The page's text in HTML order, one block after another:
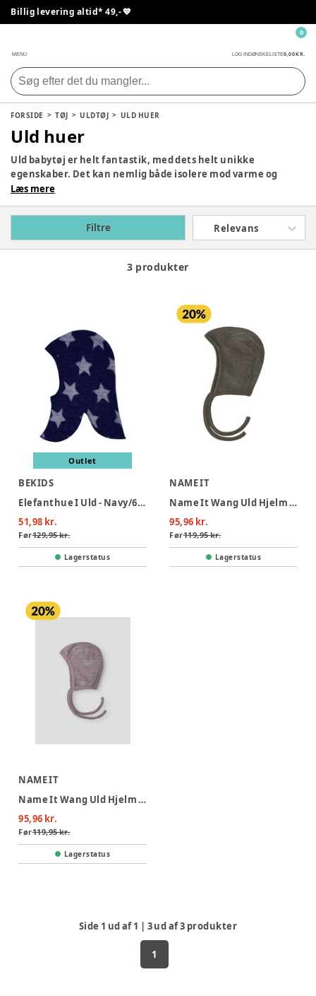
Billig levering altid* 49,- 💙
MENU LOG INDØNSKELISTE0,00 KR.
0
FORSIDE TØJ ULDTØJ ULD HUER
Uld huer
Uld babytøj er helt fantastik, med dets helt unikke
egenskaber. Det kan nemlig både isolere mod varme og
kulde. I de kolde vintermåneder vil du opleve at uld babytøj
varmer mere end andre kunststoffer. Vi har et stort udvalg
det populære mærke Engel
, som fremstiller det fineste uld
babytøj af høj kvalitet.
Læs mere
Filtre Relevans
3 produkter
Outlet
BEKIDS
Elefanthue I Uld - Navy/6944
51,98 kr.
Før129,95 kr.
Lagerstatus
NAME IT
Name It Wang Uld Hjelm - Morel
95,96 kr.
Før119,95 kr.
Lagerstatus
NAME IT
Name It Wang Uld Hjelm - Toadstool
95,96 kr.
Før119,95 kr.
Lagerstatus
Side 1 ud af1 | 3ud af3 produkter
1